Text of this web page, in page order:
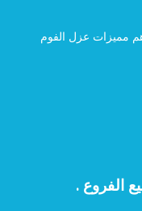
مميزات عزل الفوم
الفروع .